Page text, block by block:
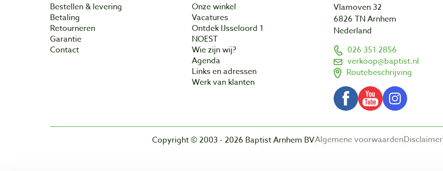
Bestellen & levering
Betaling
Retourneren
Garantie
Contact
Onze winkel
Vacatures
Ontdek IJsseloord 1
NOEST
Wie zijn wij?
Agenda
Links en adressen
Werk van klanten
Vlamoven 32
6826 TN Arnhem
Nederland
026 351 2856
verkoop@baptist.nl
Routebeschrijving
Algemene voorwaardenDisclaimer
Copyright © 2003 - 2026 Baptist Arnhem BV